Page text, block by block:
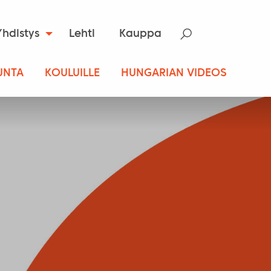
Lehti Kauppa
KOULUILLE HUNGARIAN VIDEOS